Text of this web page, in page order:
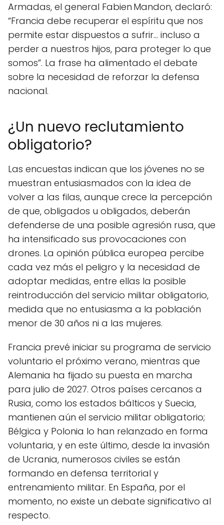
Armadas, el general Fabien Mandon, declaró:
“Francia debe recuperar el espíritu que nos
permite estar dispuestos a sufrir… incluso a
perder a nuestros hijos, para proteger lo que
somos”. La frase ha alimentado el debate
sobre la necesidad de reforzar la defensa
nacional.
¿Un nuevo reclutamiento
obligatorio?
Las encuestas indican que los jóvenes no se
muestran entusiasmados con la idea de
volver a las filas, aunque crece la percepción
de que, obligados u obligados, deberán
defenderse de una posible agresión rusa, que
ha intensificado sus provocaciones con
drones. La opinión pública europea percibe
cada vez más el peligro y la necesidad de
adoptar medidas, entre ellas la posible
reintroducción del servicio militar obligatorio,
medida que no entusiasma a la población
menor de 30 años ni a las mujeres.
Francia prevé iniciar su programa de servicio
voluntario el próximo verano, mientras que
Alemania ha fijado su puesta en marcha
para julio de 2027. Otros países cercanos a
Rusia, como los estados bálticos y Suecia,
mantienen aún el servicio militar obligatorio;
Bélgica y Polonia lo han relanzado en forma
voluntaria, y en este último, desde la invasión
de Ucrania, numerosos civiles se están
formando en defensa territorial y
entrenamiento militar. En España, por el
momento, no existe un debate significativo al
respecto.